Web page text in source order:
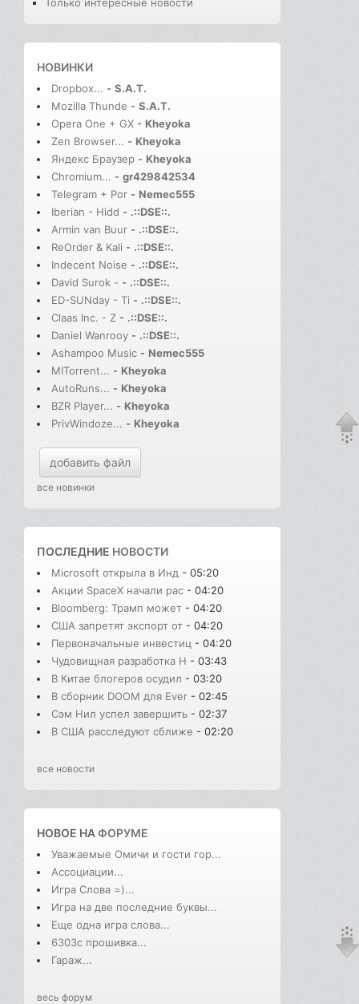
Только интересные новости
НОВИНКИ
Dropbox... - S.A.T.
Mozilla Thunde - S.A.T.
Opera One + GX - Kheyoka
Zen Browser... - Kheyoka
Яндекс Браузер - Kheyoka
Chromium... - gr429842534
Telegram + Por - Nemec555
Iberian - Hidd - .::DSE::.
Armin van Buur - .::DSE::.
ReOrder & Kali - .::DSE::.
Indecent Noise - .::DSE::.
David Surok - - .::DSE::.
ED-SUNday - Ti - .::DSE::.
Claas Inc. - Z - .::DSE::.
Daniel Wanrooy - .::DSE::.
Ashampoo Music - Nemec555
MITorrent... - Kheyoka
AutoRuns... - Kheyoka
BZR Player... - Kheyoka
PrivWindoze... - Kheyoka
добавить файл
все новинки
ПОСЛЕДНИЕ НОВОСТИ
Microsoft открыла в Инд - 05:20
Акции SpaceX начали рас - 04:20
Bloomberg: Трамп может - 04:20
США запретят экспорт от - 04:20
Первоначальные инвестиц - 04:20
Чудовищная разработка H - 03:43
В Китае блогеров осудил - 03:20
В сборник DOOM для Ever - 02:45
Сэм Нил успел завершить - 02:37
В США расследуют сближе - 02:20
все новости
НОВОЕ НАФОРУМЕ
Уважаемые Омичи и гости гор...
Ассоциации...
Игра Слова =)...
Игра на две последние буквы...
Еще одна игра слова...
6303с прошивка...
Гараж...
весь форум